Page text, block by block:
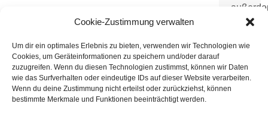
Cookie-Zustimmung verwalten
Um dir ein optimales Erlebnis zu bieten, verwenden wir Technologien wie
Cookies, um Geräteinformationen zu speichern und/oder darauf
zuzugreifen. Wenn du diesen Technologien zustimmst, können wir Daten
wie das Surfverhalten oder eindeutige IDs auf dieser Website verarbeiten.
Wenn du deine Zustimmung nicht erteilst oder zurückziehst, können
bestimmte Merkmale und Funktionen beeinträchtigt werden.
uns
viel